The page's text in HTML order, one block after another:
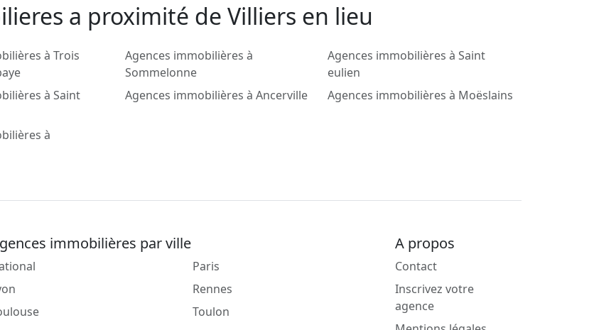
a proximité de Villiers en lieu
à Trois
Agences immobilières à
Sommelonne
Agences immobilières à Saint
eulien
à Saint
Agences immobilières à Ancerville Agences immobilières à Moëslains
à
immobilières par ville
Paris
Rennes
Toulon
A propos
Contact
Inscrivez votre
agence